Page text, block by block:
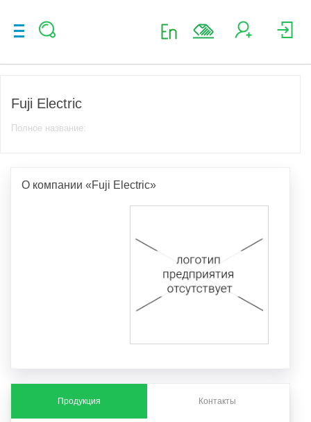
Fuji Electric
Полное название:
О компании «Fuji Electric»
Продукция Контакты